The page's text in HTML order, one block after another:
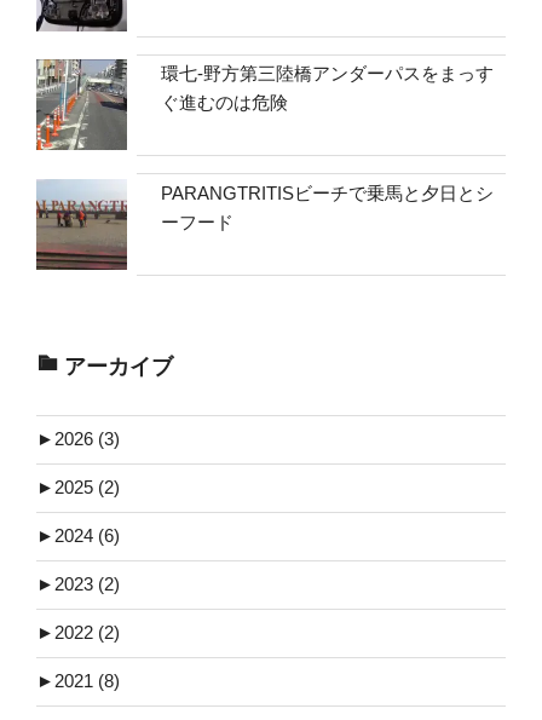
環七-野方第三陸橋アンダーパスをまっす
ぐ進むのは危険
PARANGTRITISビーチで乗馬と夕日とシ
ーフード
アーカイブ
► 2026 (3)
► 2025 (2)
► 2024 (6)
► 2023 (2)
► 2022 (2)
► 2021 (8)